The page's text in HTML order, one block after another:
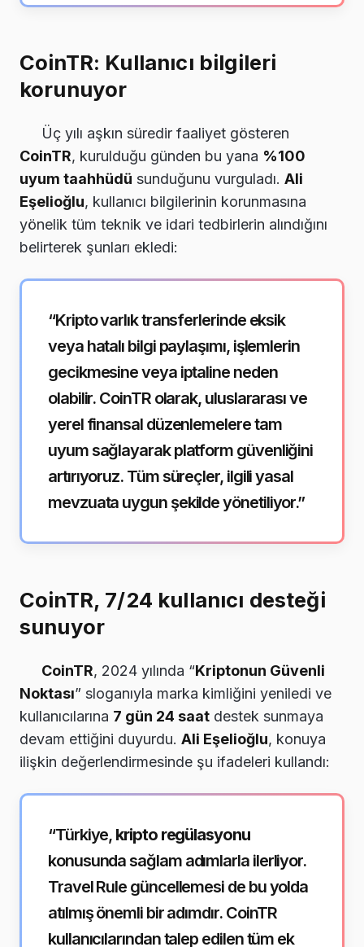
CoinTR: Kullanıcı bilgileri
korunuyor
Üç yılı aşkın süredir faaliyet gösteren
CoinTR, kurulduğu günden bu yana %100
uyum taahhüdü sunduğunu vurguladı. Ali
Eşelioğlu, kullanıcı bilgilerinin korunmasına
yönelik tüm teknik ve idari tedbirlerin alındığını
belirterek şunları ekledi:
“Kripto varlık transferlerinde eksik
veya hatalı bilgi paylaşımı, işlemlerin
gecikmesine veya iptaline neden
olabilir. CoinTR olarak, uluslararası ve
yerel finansal düzenlemelere tam
uyum sağlayarak platform güvenliğini
artırıyoruz. Tüm süreçler, ilgili yasal
mevzuata uygun şekilde yönetiliyor.”
CoinTR, 7/24 kullanıcı desteği
sunuyor
CoinTR, 2024 yılında “Kriptonun Güvenli
Noktası” sloganıyla marka kimliğini yeniledi ve
kullanıcılarına 7 gün 24 saat destek sunmaya
devam ettiğini duyurdu. Ali Eşelioğlu, konuya
ilişkin değerlendirmesinde şu ifadeleri kullandı:
“Türkiye, kripto regülasyonu
konusunda sağlam adımlarla ilerliyor.
Travel Rule güncellemesi de bu yolda
atılmış önemli bir adımdır. CoinTR
kullanıcılarından talep edilen tüm ek